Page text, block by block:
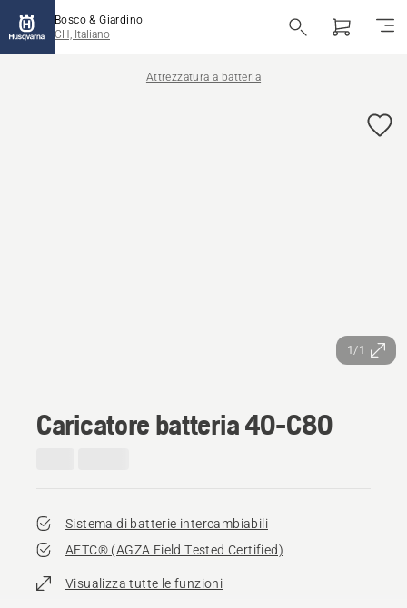
Bosco & Giardino
CH, Italiano
Attrezzatura a batteria
1/1
Caricatore batteria 40-C80
Sistema di batterie intercambiabili
AFTC® (AGZA Field Tested Certified)​
Visualizza tutte le funzioni